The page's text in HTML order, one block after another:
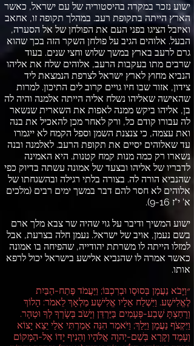
ישוע נזכר במקרה בהיסטוריה של עם ישראל, כאשר
הארץ הייתה בתקופת רעב. במהלך תקופה זו, אחאב
ואיזבל הציגו בפני העם את הפולחן של אל הסערה,
הבעל. אלוהים הגיב על פולחן השקר הזה בכך שהוא
גרם לרעב בארץ במשך שלוש וחצי שנים. בעוד
שרבים מתו בעקבות הרעב, אלוהים שלח את אליהו
הנביא מחוץ לארץ ישראל לצרפת הנמצאת ליד
צידון, אזור שבו חיו גויים קרוב לים התיכון. למרות
שהאישה שאליהו נשלח אליה הייתה אלמנה והיה לה
בן, אליהו ביקש ממנה לאפות את השארית שנשאר
לה עבורו קודם כל, ורק לאחר מכן להאכיל את בנה
ואת עצמה, כי צנצנת השמן וספל הקמח לא ייגמרו
עד שאלוהים יסיים את תקופת הרעב. לאלמנה ובנה
נשארו רק כמה מנות קמח קטנות. היא האמינה
לדבריו של אליהו ובצעד של אמונה עשתה בדיוק כפי
שהנביא הורה לה. בצורה בלתי רגילה ובהשגחתו של
אלוהים לא חסר להם דבר במשך ימים רבים (מלכים
א' י"ז 9-16).
ישוע המשיך ודיבר על גוי שהיה שר צבא מלך ארם
בשם נעמן, אויב של ישראל. נעמן חלה בצרעת, אבל
למזלו הייתה לו משרתת יהודייה, שהפיחה בו אמונה
כאשר אמרה לו שהנביא אלישע בישראל יכול לרפא
אותו.
״וַיָּבֹא נַעֲמָן בְּסוּסָו וּבְרִכְבּוֹ; וַיַּעֲמֹד פֶּתַח-הַבַּיִת
לֶאֱלִישָׁע. וַיִּשְׁלַח אֵלָיו אֱלִישָׁע מַלְאָךְ לֵאמֹר: הָלוֹךְ
וְרָחַצְתָּ שֶׁבַע-פְּעָמִים בַּיַּרְדֵּן וְיָשֹׁב בְּשָׂרְךָ לְךָ וּטְהָר.
וַיִּקְצֹף נַעֲמָן וַיֵּלַךְ; וַיֹּאמֶר הִנֵּה אָמַרְתִּי אֵלַי יֵצֵא יָצוֹא
וְעָמַד וְקָרָא בְּשֵׁם-יְהוָה אֱלֹהָיו וְהֵנִיף יָדוֹ אֶל-הַמָּקוֹם